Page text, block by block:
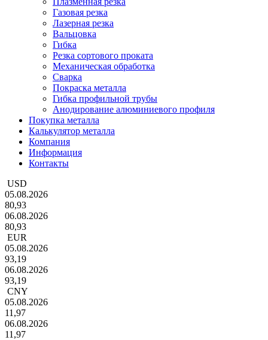
Газовая резка
Лазерная резка
Вальцовка
Гибка
Резка сортового проката
Механическая обработка
Сварка
Покраска металла
Гибка профильной трубы
Анодирование алюминиевого профиля
Покупка металла
Калькулятор металла
Компания
Информация
Контакты
USD
05.08.2026
80,93
06.08.2026
80,93
EUR
05.08.2026
93,19
06.08.2026
93,19
CNY
05.08.2026
11,97
06.08.2026
11,97